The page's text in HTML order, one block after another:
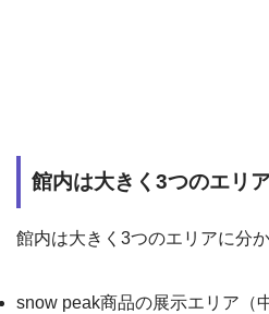
館内は大きく3つのエリ
館内は大きく3つのエリアに分か
snow peak商品の展示エリア（